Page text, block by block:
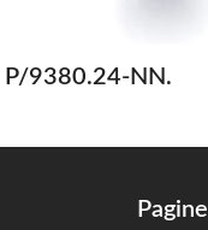
P/9380.24-NN.
Pagine